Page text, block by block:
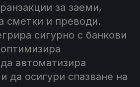
за заеми,
сметки и преводи.
сигурно с банкови
автоматизира
да осигури спазване на